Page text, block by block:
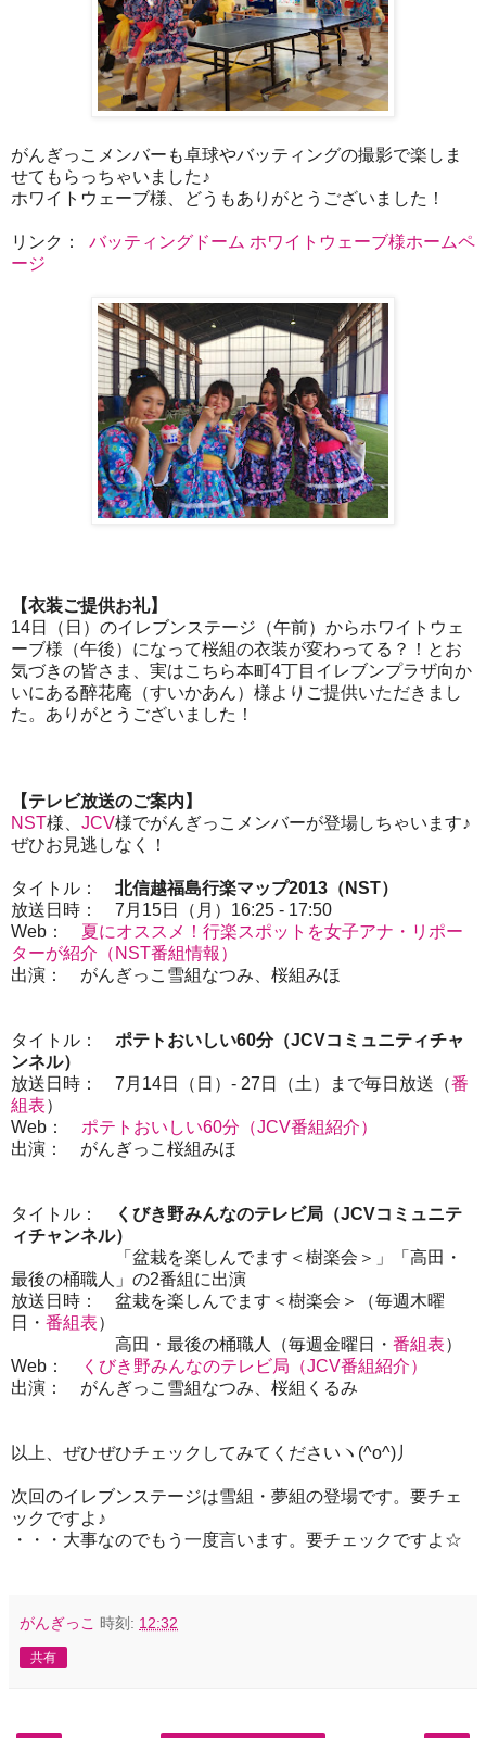
がんぎっこメンバーも卓球やバッティングの撮影で楽しま
せてもらっちゃいました♪
ホワイトウェーブ様、どうもありがとうございました！
リンク： バッティングドーム ホワイトウェーブ様ホームペ
ージ
【衣装ご提供お礼】
14日（日）のイレブンステージ（午前）からホワイトウェ
ーブ様（午後）になって桜組の衣装が変わってる？！とお
気づきの皆さま、実はこちら本町4丁目イレブンプラザ向か
いにある醉花庵（すいかあん）様よりご提供いただきまし
た。ありがとうございました！
【テレビ放送のご案内】
NST様、 JCV様でがんぎっこメンバーが登場しちゃいます♪
ぜひお見逃しなく！
タイトル： 北信越福島行楽マップ2013（NST）
放送日時： 7月15日（月）16:25 - 17:50
Web： 夏にオススメ！行楽スポットを女子アナ・リポー
ターが紹介（NST番組情報）
出演： がんぎっこ雪組なつみ、桜組みほ
タイトル： ポテトおいしい60分（JCVコミュニティチャ
ンネル）
放送日時： 7月14日（日）- 27日（土）まで毎日放送（番
組表）
Web： ポテトおいしい60分（JCV番組紹介）
出演： がんぎっこ桜組みほ
タイトル：
くびき野みんなのテレビ局（JCVコミュニテ
ィチャンネル）
「盆栽を楽しんでます＜樹楽会＞」「高田・
最後の桶職人」の2番組に出演
放送日時： 盆栽を楽しんでます＜樹楽会＞（毎週木曜
日・ 番組表）
高田・最後の桶職人（毎週金曜日・ 番組表）
Web：
くびき野みんなのテレビ局（JCV番組紹介）
出演： がんぎっこ雪組なつみ、桜組くるみ
以上、ぜひぜひチェックしてみてくださいヽ(^o^)丿
次回のイレブンステージは雪組・夢組の登場です。要チェ
ックですよ♪
・・・大事なのでもう一度言います。要チェックですよ☆
がんぎっこ 時刻: 12:32
共有